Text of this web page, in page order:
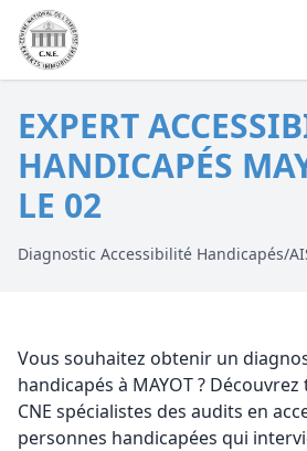
EXPERT
HANDICAPÉS
LE 02
Diagnostic Accessibilité Handicapés/
Vous souhaitez obtenir un
handicapés à MAYOT ?
CNE spécialistes des audits en
personnes handicapées qui